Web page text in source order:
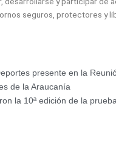
seguros, protectores y
presente en la
de la Araucanía
la 10ª edición de la